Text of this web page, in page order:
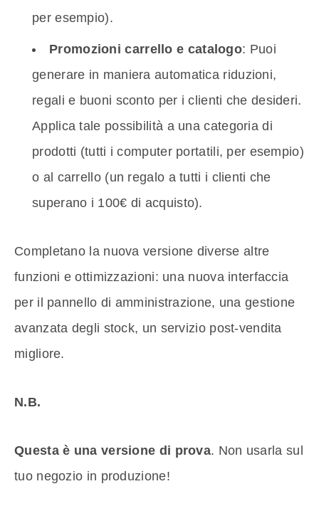
per esempio).
Promozioni carrello e catalogo: Puoi
generare in maniera automatica riduzioni,
regali e buoni sconto per i clienti che desideri.
Applica tale possibilità a una categoria di
prodotti (tutti i computer portatili, per esempio)
o al carrello (un regalo a tutti i clienti che
superano i 100€ di acquisto).
Completano la nuova versione diverse altre
funzioni e ottimizzazioni: una nuova interfaccia
per il pannello di amministrazione, una gestione
avanzata degli stock, un servizio post-vendita
migliore.
N.B.
Questa è una versione di prova. Non usarla sul
tuo negozio in produzione!